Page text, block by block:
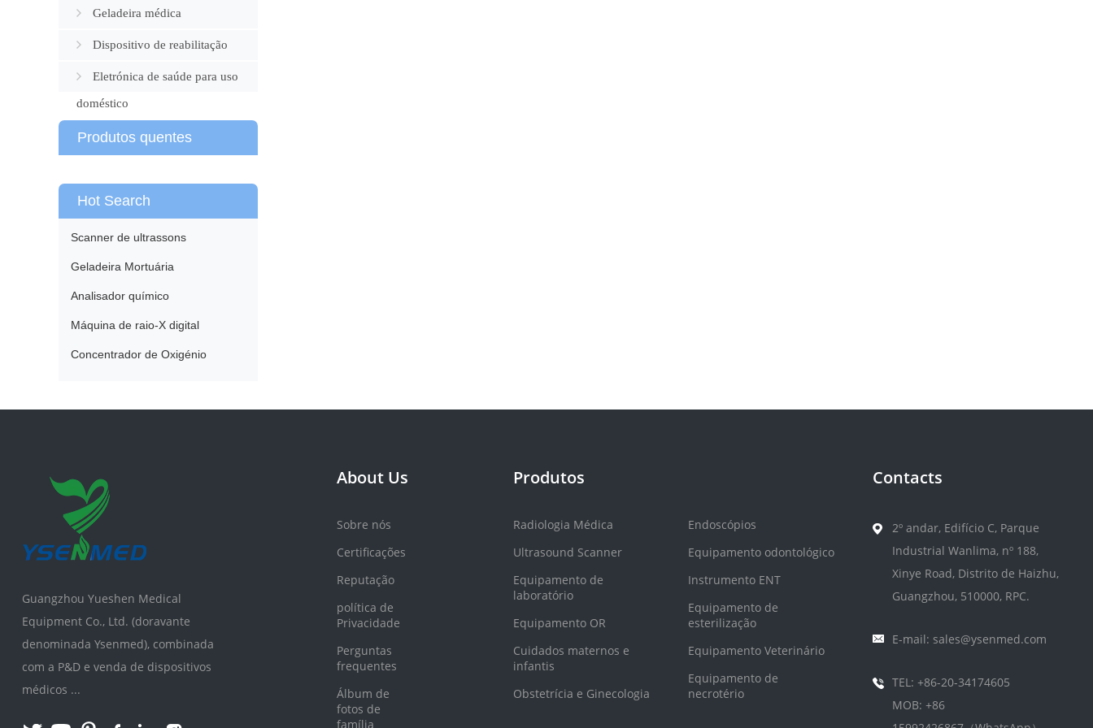
Geladeira médica
Dispositivo de reabilitação
Eletrónica de saúde para uso
doméstico
Produtos quentes
Hot Search
Scanner de ultrassons
Geladeira Mortuária
Analisador químico
Máquina de raio-X digital
Concentrador de Oxigénio
About Us
Sobre nós
Certificações
Reputação
política de
Privacidade
Perguntas
frequentes
Álbum de
fotos de
família
Produtos
Radiologia Médica
Ultrasound Scanner
Equipamento de
laboratório
Equipamento OR
Cuidados maternos e
infantis
Obstetrícia e Ginecologia
Endoscópios
Equipamento odontológico
Instrumento ENT
Equipamento de
esterilização
Equipamento Veterinário
Equipamento de
necrotério
Contacts
2º andar, Edifício C, Parque
Industrial Wanlima, nº 188,
Xinye Road, Distrito de Haizhu,
Guangzhou, 510000, RPC.
E-mail: sales@ysenmed.com
TEL: +86-20-34174605
MOB: +86
Guangzhou Yueshen Medical
Equipment Co., Ltd. (doravante
denominada Ysenmed), combinada
com a P&D e venda de dispositivos
médicos ...